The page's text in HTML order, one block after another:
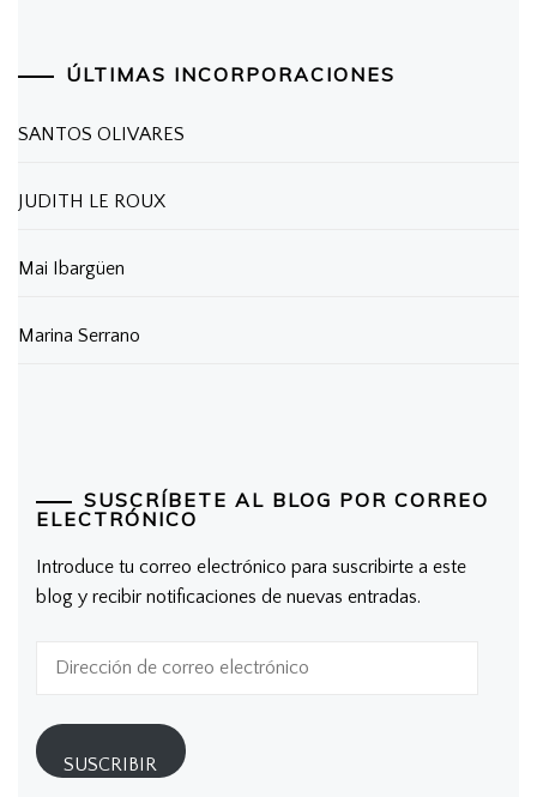
ÚLTIMAS INCORPORACIONES
SANTOS OLIVARES
JUDITH LE ROUX
Mai Ibargüen
Marina Serrano
SUSCRÍBETE AL BLOG POR CORREO
ELECTRÓNICO
Introduce tu correo electrónico para suscribirte a este
blog y recibir notificaciones de nuevas entradas.
electrónico
SUSCRIBIR